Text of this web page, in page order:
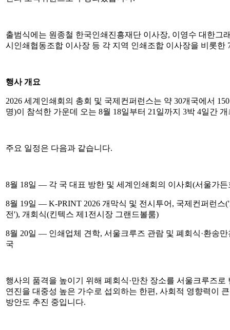
출범식에는 원종철 한국인쇄진흥재단 이사장, 이영수 대한그
시인쇄협동조합 이사장 등 각 지역 인쇄조합 이사장을 비롯한
행사 개요
2026 세계인쇄회의 총회 및 국제컨퍼런스는 약 30개국에서
명)이 참석한 가운데 오는 8월 18일부터 21일까지 3박 4일간
주요 일정은 다음과 같습니다.
8월 18일 — 각 국 대표 방한 및 세계인쇄회의 이사회(서울가든
8월 19일 — K-PRINT 2026 개막식 및 전시투어, 국제컨퍼런스
전'), 개회식(킨텍스 제1전시장 그랜드볼룸)
8월 20일 — 인쇄업체 견학, 서울크루즈 관람 및 폐회식·환송
국
행사의 품격을 높이기 위해 폐회식·만찬 장소를 서울크루즈
연진을 대중성 높은 가수로 섭외하는 한편, 사회적 영향력이
방안도 추진 중입니다.